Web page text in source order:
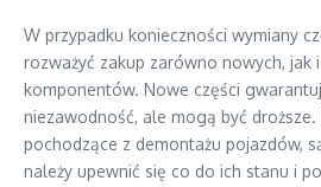
W przypadku konieczności wymiany
rozważyć zakup zarówno nowych, jak
komponentów. Nowe części
niezawodność, ale mogą być droższe.
pochodzące z demontażu pojazdów,
należy upewnić się co do ich stanu i